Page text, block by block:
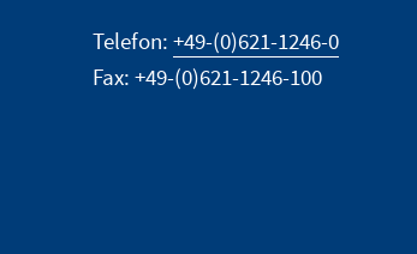
Telefon: +49-(0)621-1246-0
Fax: +49-(0)621-1246-100